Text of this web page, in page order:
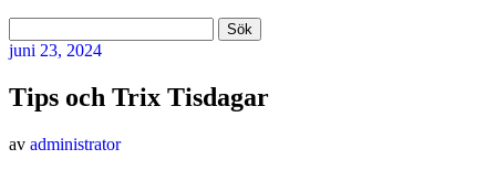
efter:
juni 23, 2024
Tips och Trix Tisdagar
av administrator